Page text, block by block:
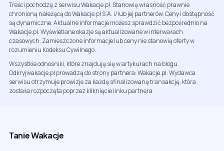
Treści pochodzą z serwisu Wakacje.pl. Stanowią własność prawnie
chronioną należącą do Wakacje.pl S.A. i/lub jej partnerów. Ceny i dostępność
są dynamiczne. Aktualne informacje możesz sprawdzić bezpośrednio na
Wakacje.pl. Wyświetlane okazje są aktualizowane w interwałach
czasowych. Zamieszczone informacje lub ceny nie stanowią oferty w
rozumieniu Kodeksu Cywilnego.
Wszystkie odnośniki, które znajdują się w artykułach na blogu
Odkryjwakacje.pl prowadzą do strony partnera: Wakacje.pl. Wydawca
serwisu otrzymuje prowizje za każdą sfinalizowaną transakcję, która
została rozpoczęta poprzez kliknięcie linku partnera.
Tanie Wakacje